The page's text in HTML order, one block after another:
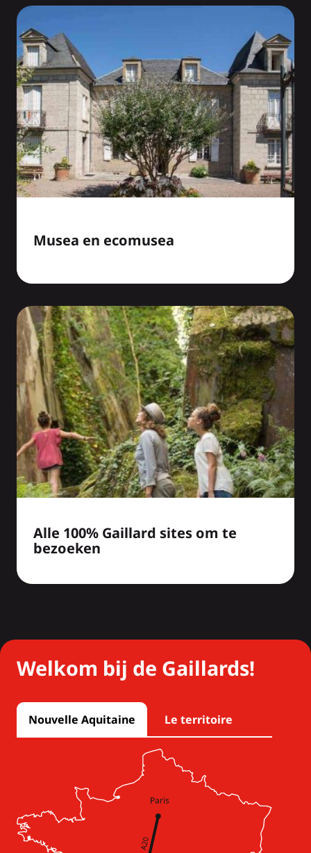
Musea en ecomusea
Alle 100% Gaillard sites om te
bezoeken
Welkom bij de Gaillards!
Nouvelle Aquitaine Le territoire